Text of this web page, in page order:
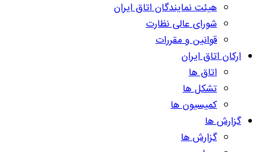
هیئت نمایندگان اتاق ایران
شورای عالی نظارت
قوانین و مقررات
ارکان اتاق ایران
اتاق ها
تشکل ها
کمیسیون ها
گزارش ها
گزارش ها